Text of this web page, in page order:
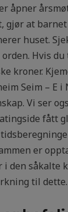
åpner
at
huset.
Hvis
kroner.
Seim – E i
Vi ser
fått
er
den
til